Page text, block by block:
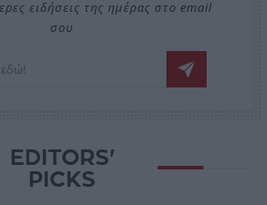
ειδήσεις της ημέρας στο email
σου
EDITORS'
PICKS